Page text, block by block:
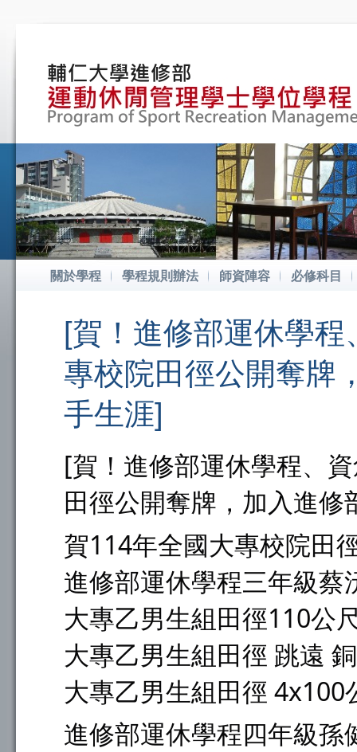
關於學程 學程規則辦法 師資陣容 必修科目
[賀！進修部運休學
專校院田徑公開奪牌
手生涯]
[賀！進修部運休學程、
田徑公開奪牌，加入進
賀114年全國大專校院田
進修部運休學程三年級蔡
大專乙男生組田徑110公
大專乙男生組田徑 跳遠
大專乙男生組田徑 4x100
進修部運休學程四年級孫